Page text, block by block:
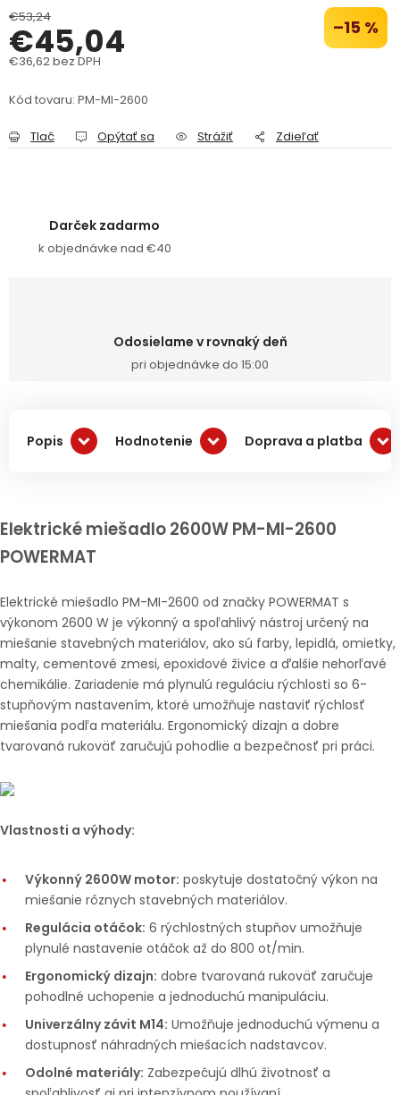
€53,24 –15 %
€45,04
€36,62 bez DPH
Kód tovaru: PM-MI-2600
Tlač Opýtať sa Strážiť Zdieľať
Darček zadarmo
k objednávke nad €40
Odosielame v rovnaký deň
pri objednávke do 15:00
Popis Hodnotenie Doprava a platba
Elektrické miešadlo 2600W PM-MI-2600
POWERMAT
Elektrické miešadlo PM-MI-2600 od značky POWERMAT s
výkonom 2600 W je výkonný a spoľahlivý nástroj určený na
miešanie stavebných materiálov, ako sú farby, lepidlá, omietky,
malty, cementové zmesi, epoxidové živice a ďalšie nehorľavé
chemikálie. Zariadenie má plynulú reguláciu rýchlosti so 6-
stupňovým nastavením, ktoré umožňuje nastaviť rýchlosť
miešania podľa materiálu. Ergonomický dizajn a dobre
tvarovaná rukoväť zaručujú pohodlie a bezpečnosť pri práci.
Vlastnosti a výhody:
Výkonný 2600W motor: poskytuje dostatočný výkon na
miešanie rôznych stavebných materiálov.
Regulácia otáčok: 6 rýchlostných stupňov umožňuje
plynulé nastavenie otáčok až do 800 ot/min.
Ergonomický dizajn: dobre tvarovaná rukoväť zaručuje
pohodlné uchopenie a jednoduchú manipuláciu.
Univerzálny závit M14: Umožňuje jednoduchú výmenu a
dostupnosť náhradných miešacích nadstavcov.
Odolné materiály: Zabezpečujú dlhú životnosť a